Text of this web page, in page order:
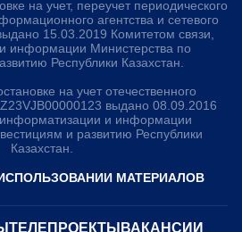
на учет, переучет периодического
агентства и сетевого
15.03.2019 Комитетом связи,
информации Министерства по
Республики Казахстан.
на учет отечественного
выдано 08.09.2016
и информации
и развитию Республики
Казахстан.
МАТЕРИАЛОВ
ТЕЛЕПРОЕКТЫ ВАКАНСИИ